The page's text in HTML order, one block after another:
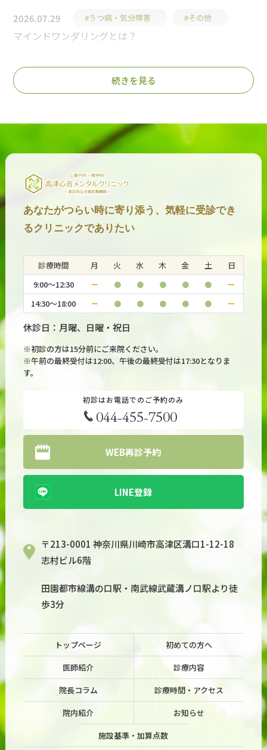
2026.07.29 #うつ病・気分障害 #その他
マインドワンダリングとは？
2026.07.23
LSAS-Jとは？
#うつ病・気分
#発達障害・神経発
コンサータはうつ病に禁忌？
2026.07.21 #うつ病・気分障害
抗うつ薬はインプラントが失敗しやすくなる？
産後うつ病に有効な薬は何か？
2026.07.16 #うつ病・気分障害
アンヘドニアにプラミペキソールは効果がある？
続きを見る
あなたがつらい時に寄り添う、気軽に受診でき
るクリニックでありたい
診療時間 月 火 水 木 金 土
日
9:00～12:30
ー ● ● ● ● ● ー
14:30～18:00 ー ● ● ● ● ● ー
休診日：月曜、日曜・祝日
※初診の方は15分前にご来院ください。
※午前の最終受付は12:00、午後の最終受付は17:30となりま
す。
初診はお電話でのご予約のみ
044-455-7500
WEB再診予約
LINE登録
〒213-0001 神奈川県川崎市高津区溝口1-12-18
志村ビル6階
田園都市線溝の口駅・南武線武蔵溝ノ口駅より徒
歩3分
トップページ
初めての方へ
医師紹介
診療内容
院長コラム
診療時間・アクセス
院内紹介
お知らせ
施設基準・加算点数